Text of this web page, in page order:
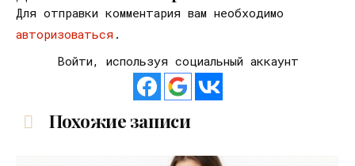
Для отправки комментария вам необходимо
авторизоваться .
Войти, используя социальный аккаунт
Похожие записи